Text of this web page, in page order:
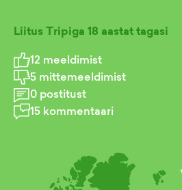
Liitus Tripiga 18 aastat tagasi
12 meeldimist
5 mittemeeldimist
0 postitust
15 kommentaari